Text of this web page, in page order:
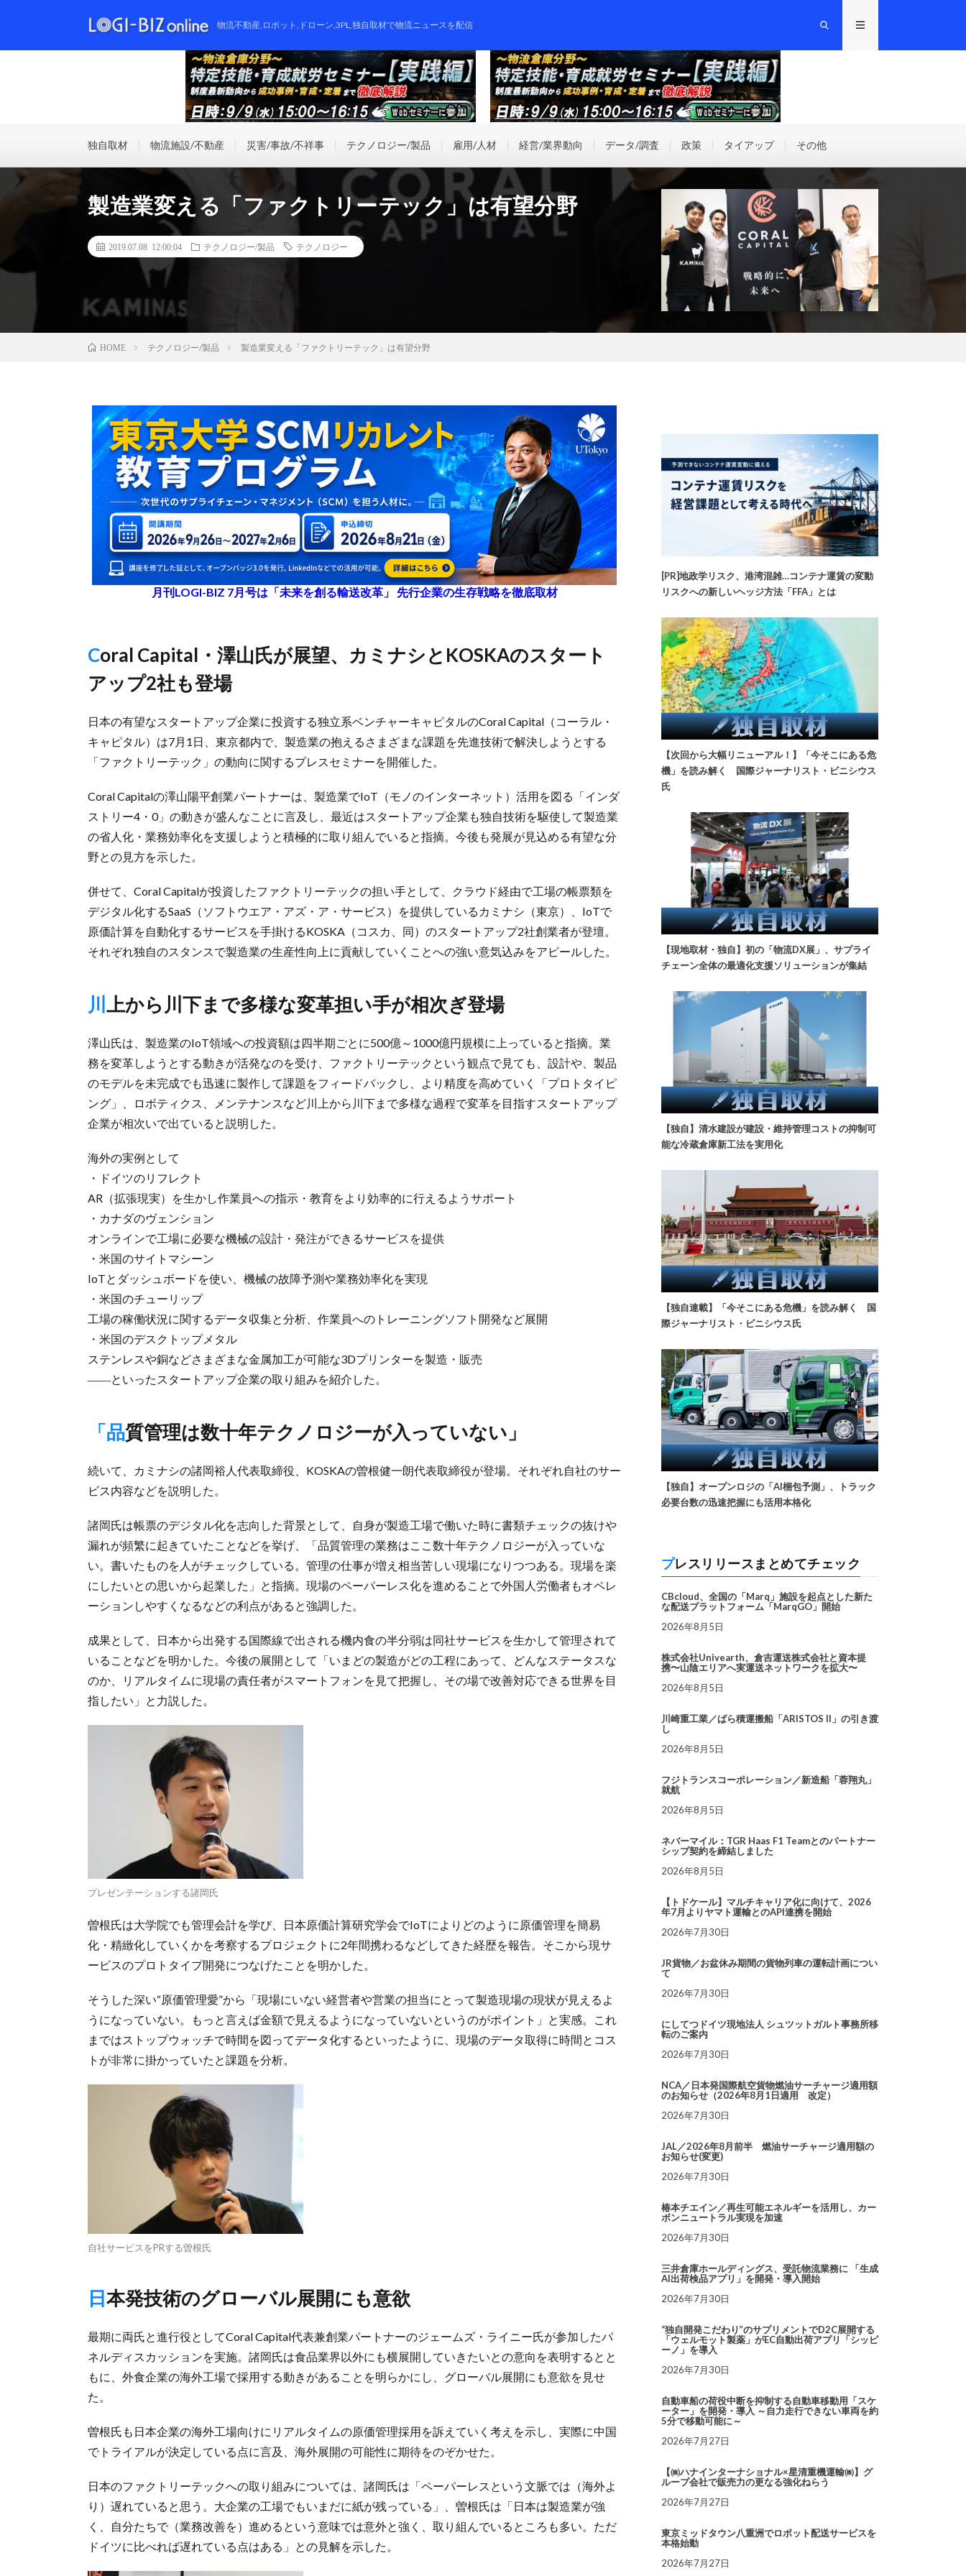
物流不動産,ロボット,ドローン,3PL,独自取材で物流ニュースを配信
独自取材 物流施設/不動産 災害/事故/不祥事 テクノロジー/製品 雇用/人材 経営/業界動向 データ/調査 政策 タイアップ その他
製造業変える「ファクトリーテック」は有望分野
2019.07.08 12:00:04 テクノロジー/製品 テクノロジー
HOME テクノロジー/製品 製造業変える「ファクトリーテック」は有望分野
月刊LOGI-BIZ 7月号は「未来を創る輸送改革」 先行企業の生存戦略を徹底取材
Coral Capital・澤山氏が展望、カミナシとKOSKAのスタート
アップ2社も登場
日本の有望なスタートアップ企業に投資する独立系ベンチャーキャピタルのCoral Capital（コーラル・
キャピタル）は7月1日、東京都内で、製造業の抱えるさまざまな課題を先進技術で解決しようとする
「ファクトリーテック」の動向に関するプレスセミナーを開催した。
Coral Capitalの澤山陽平創業パートナーは、製造業でIoT（モノのインターネット）活用を図る「インダ
ストリー4・0」の動きが盛んなことに言及し、最近はスタートアップ企業も独自技術を駆使して製造業
の省人化・業務効率化を支援しようと積極的に取り組んでいると指摘。今後も発展が見込める有望な分
野との見方を示した。
併せて、Coral Capitalが投資したファクトリーテックの担い手として、クラウド経由で工場の帳票類を
デジタル化するSaaS（ソフトウエア・アズ・ア・サービス）を提供しているカミナシ（東京）、IoTで
原価計算を自動化するサービスを手掛けるKOSKA（コスカ、同）のスタートアップ2社創業者が登壇。
それぞれ独自のスタンスで製造業の生産性向上に貢献していくことへの強い意気込みをアピールした。
川上から川下まで多様な変革担い手が相次ぎ登場
澤山氏は、製造業のIoT領域への投資額は四半期ごとに500億～1000億円規模に上っていると指摘。業
務を変革しようとする動きが活発なのを受け、ファクトリーテックという観点で見ても、設計や、製品
のモデルを未完成でも迅速に製作して課題をフィードバックし、より精度を高めていく「プロトタイピ
ング」、ロボティクス、メンテナンスなど川上から川下まで多様な過程で変革を目指すスタートアップ
企業が相次いで出ていると説明した。
海外の実例として
・ドイツのリフレクト
AR（拡張現実）を生かし作業員への指示・教育をより効率的に行えるようサポート
・カナダのヴェンション
オンラインで工場に必要な機械の設計・発注ができるサービスを提供
・米国のサイトマシーン
IoTとダッシュボードを使い、機械の故障予測や業務効率化を実現
・米国のチューリップ
工場の稼働状況に関するデータ収集と分析、作業員へのトレーニングソフト開発など展開
・米国のデスクトップメタル
ステンレスや銅などさまざまな金属加工が可能な3Dプリンターを製造・販売
――といったスタートアップ企業の取り組みを紹介した。
「品質管理は数十年テクノロジーが入っていない」
続いて、カミナシの諸岡裕人代表取締役、KOSKAの曽根健一朗代表取締役が登場。それぞれ自社のサー
ビス内容などを説明した。
諸岡氏は帳票のデジタル化を志向した背景として、自身が製造工場で働いた時に書類チェックの抜けや
漏れが頻繁に起きていたことなどを挙げ、「品質管理の業務はここ数十年テクノロジーが入っていな
い。書いたものを人がチェックしている。管理の仕事が増え相当苦しい現場になりつつある。現場を楽
にしたいとの思いから起業した」と指摘。現場のペーパーレス化を進めることで外国人労働者もオペレ
ーションしやすくなるなどの利点があると強調した。
成果として、日本から出発する国際線で出される機内食の半分弱は同社サービスを生かして管理されて
いることなどを明かした。今後の展開として「いまどの製造がどの工程にあって、どんなステータスな
のか、リアルタイムに現場の責任者がスマートフォンを見て把握し、その場で改善対応できる世界を目
指したい」と力説した。
プレゼンテーションする諸岡氏
曽根氏は大学院でも管理会計を学び、日本原価計算研究学会でIoTによりどのように原価管理を簡易
化・精緻化していくかを考察するプロジェクトに2年間携わるなどしてきた経歴を報告。そこから現サ
ービスのプロトタイプ開発につなげたことを明かした。
そうした深い“原価管理愛”から「現場にいない経営者や営業の担当にとって製造現場の現状が見えるよ
うになっていない。もっと言えば金額で見えるようになっていないというのがポイント」と実感。これ
まではストップウォッチで時間を図ってデータ化するといったように、現場のデータ取得に時間とコス
トが非常に掛かっていたと課題を分析。
自社サービスをPRする曽根氏
日本発技術のグローバル展開にも意欲
最期に両氏と進行役としてCoral Capital代表兼創業パートナーのジェームズ・ライニー氏が参加したパ
ネルディスカッションを実施。諸岡氏は食品業界以外にも横展開していきたいとの意向を表明するとと
もに、外食企業の海外工場で採用する動きがあることを明らかにし、グローバル展開にも意欲を見せ
た。
曽根氏も日本企業の海外工場向けにリアルタイムの原価管理採用を訴えていく考えを示し、実際に中国
でトライアルが決定している点に言及、海外展開の可能性に期待をのぞかせた。
日本のファクトリーテックへの取り組みについては、諸岡氏は「ペーパーレスという文脈では（海外よ
り）遅れていると思う。大企業の工場でもいまだに紙が残っている」、曽根氏は「日本は製造業が強
く、自分たちで（業務改善を）進めるという意味では意外と強く、取り組んでいるところも多い。ただ
ドイツに比べれば遅れている点はある」との見解を示した。
[PR]地政学リスク、港湾混雑…コンテナ運賃の変動
リスクへの新しいヘッジ方法「FFA」とは
【次回から大幅リニューアル！】「今そこにある危
機」を読み解く 国際ジャーナリスト・ビニシウス
氏
【現地取材・独自】初の「物流DX展」、サプライ
チェーン全体の最適化支援ソリューションが集結
【独自】清水建設が建設・維持管理コストの抑制可
能な冷蔵倉庫新工法を実用化
【独自連載】「今そこにある危機」を読み解く 国
際ジャーナリスト・ビニシウス氏
【独自】オープンロジの「AI梱包予測」、トラック
必要台数の迅速把握にも活用本格化
プレスリリースまとめてチェック
CBcloud、全国の「Marq」施設を起点とした新た
な配送プラットフォーム「MarqGO」開始
2026年8月5日
株式会社Univearth、倉吉運送株式会社と資本提
携〜山陰エリアへ実運送ネットワークを拡大〜
2026年8月5日
川崎重工業／ばら積運搬船「ARISTOS II」の引き渡
し
2026年8月5日
フジトランスコーポレーション／新造船「蓉翔丸」
就航
2026年8月5日
ネバーマイル：TGR Haas F1 Teamとのパートナー
シップ契約を締結しました
2026年8月5日
【トドケール】マルチキャリア化に向けて、2026
年7月よりヤマト運輸とのAPI連携を開始
2026年7月30日
JR貨物／お盆休み期間の貨物列車の運転計画につい
て
2026年7月30日
にしてつドイツ現地法人 シュツットガルト事務所移
転のご案内
2026年7月30日
NCA／日本発国際航空貨物燃油サーチャージ適用額
のお知らせ（2026年8月1日適用 改定）
2026年7月30日
JAL／2026年8月前半 燃油サーチャージ適用額の
お知らせ(変更)
2026年7月30日
椿本チエイン／再生可能エネルギーを活用し、カー
ボンニュートラル実現を加速
2026年7月30日
三井倉庫ホールディングス、受託物流業務に 「生成
AI出荷検品アプリ」を開発・導入開始
2026年7月30日
“独自開発こだわり”のサプリメントでD2C展開する
「ウェルモット製薬」がEC自動出荷アプリ「シッピ
ーノ」を導入
2026年7月30日
自動車船の荷役中断を抑制する自動車移動用「スケ
ーター」を開発・導入 ～自力走行できない車両を約
5分で移動可能に～
2026年7月27日
【㈱ハナインターナショナル×星清重機運輸㈱】グ
ループ会社で販売力の更なる強化ねらう
2026年7月27日
東京ミッドタウン八重洲でロボット配送サービスを
本格始動
2026年7月27日